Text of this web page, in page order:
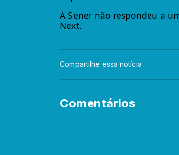
A Sener não respondeu a
Next.
Compartilhe essa notícia
Comentários